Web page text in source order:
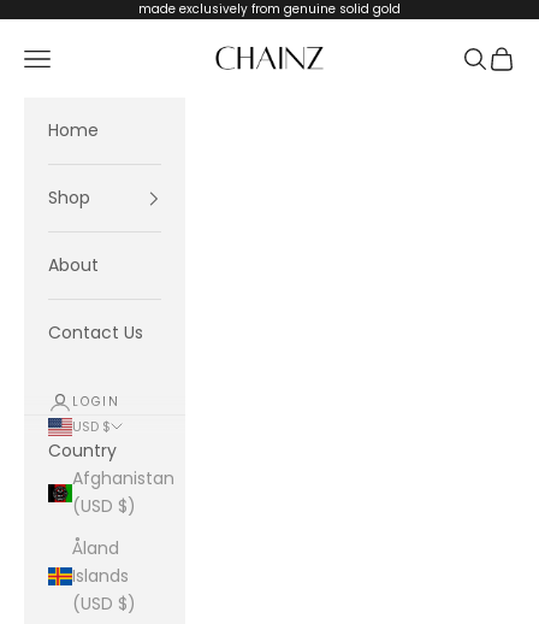
made exclusively from genuine solid gold
CHAINZ
Navigation menu Search
Cart
Home
Shop
About
Contact Us
LOGIN
USD $
Country
Afghanistan
(USD $)
Åland
Islands
(USD $)